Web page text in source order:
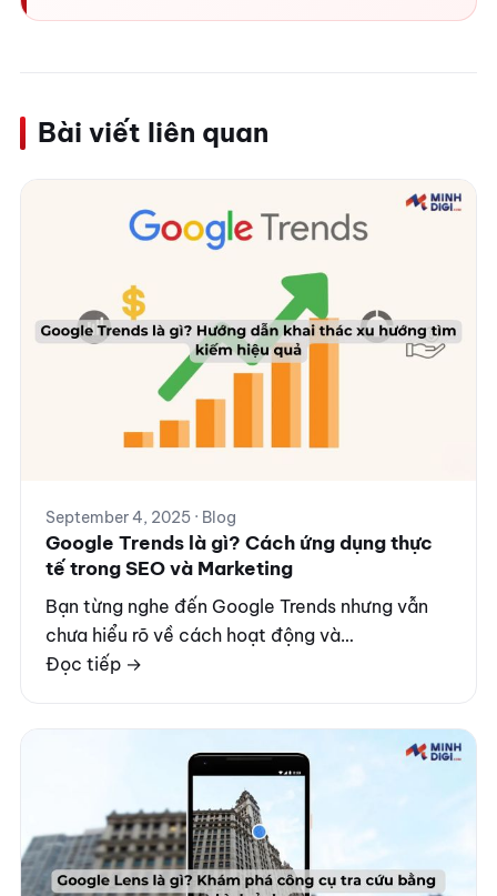
Bài viết liên quan
September 4, 2025 · Blog
Google Trends là gì? Cách ứng dụng thực
tế trong SEO và Marketing
Bạn từng nghe đến Google Trends nhưng vẫn
chưa hiểu rõ về cách hoạt động và…
Đọc tiếp →